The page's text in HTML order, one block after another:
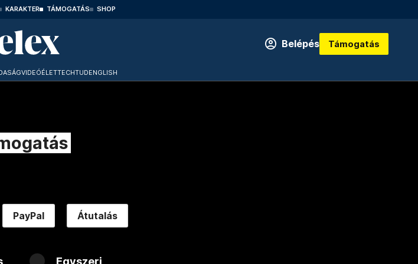
KARAKTER TÁMOGATÁS SHOP
Belépés Támogatás
VIDEÓÉLETTECHTUDENGLISH
PayPal Átutalás
Egyszeri